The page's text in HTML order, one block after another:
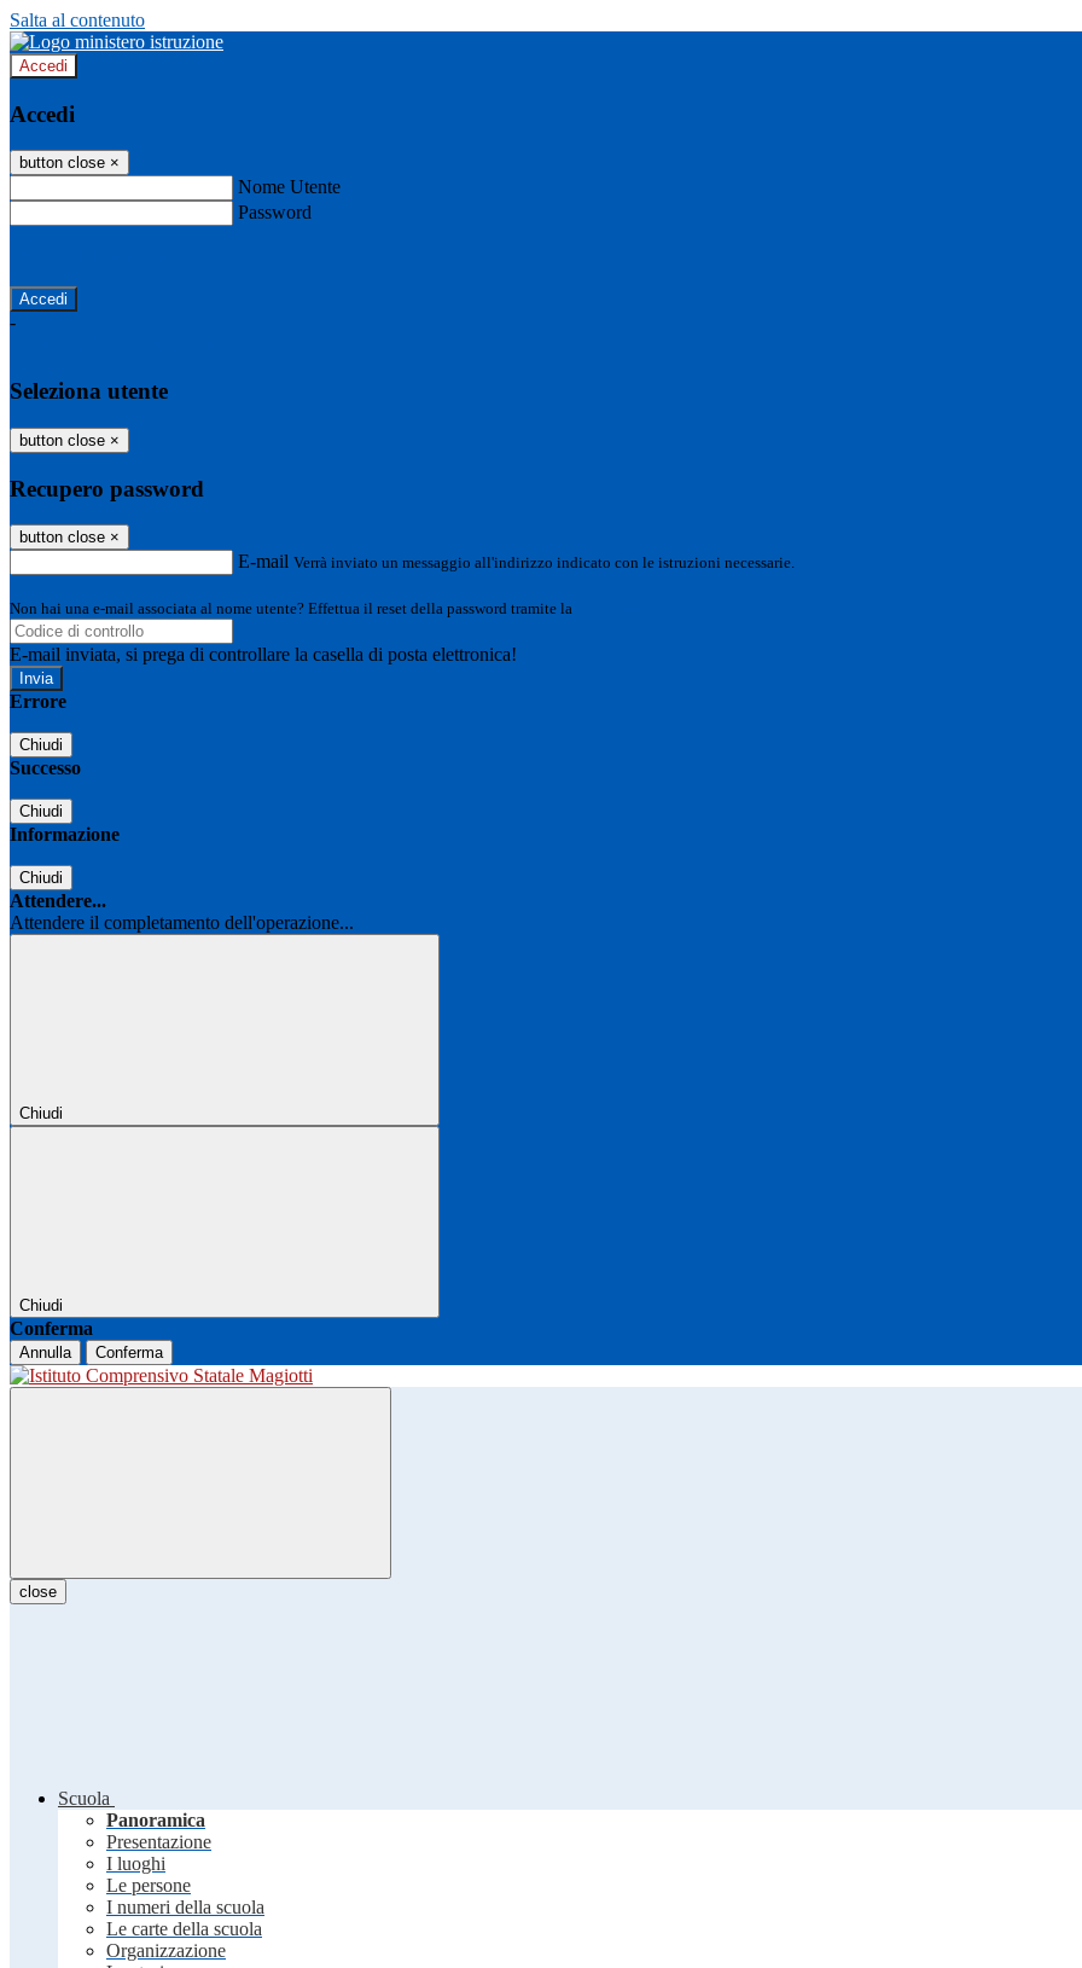
Salta al contenuto
Accedi
Accedi
button close ×
Nome Utente
Password
-
Seleziona utente
button close ×
Recupero password
button close ×
E-mail Verrà inviato un messaggio all'indirizzo indicato con le istruzioni necessarie.
Non hai una e-mail associata al nome utente? Effettua il reset della password tramite la
E-mail inviata, si prega di controllare la casella di posta elettronica!
Errore
Chiudi
Successo
Chiudi
Informazione
Chiudi
Attendere...
Attendere il completamento dell'operazione...
Chiudi
Chiudi
Conferma
Annulla Conferma
close
Scuola
Panoramica
Presentazione
I luoghi
Le persone
I numeri della scuola
Le carte della scuola
Organizzazione